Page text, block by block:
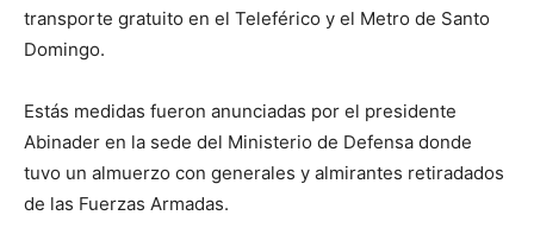
transporte gratuito en el Teleférico y el Metro de Santo
Domingo.
Estás medidas fueron anunciadas por el presidente
Abinader en la sede del Ministerio de Defensa donde
tuvo un almuerzo con generales y almirantes retiradados
de las Fuerzas Armadas.